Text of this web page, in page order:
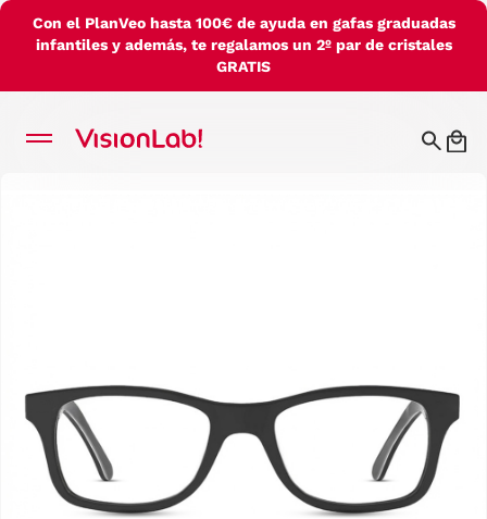
Con el PlanVeo hasta 100€ de ayuda en gafas graduadas
infantiles y además, te regalamos un 2º par de cristales
GRATIS